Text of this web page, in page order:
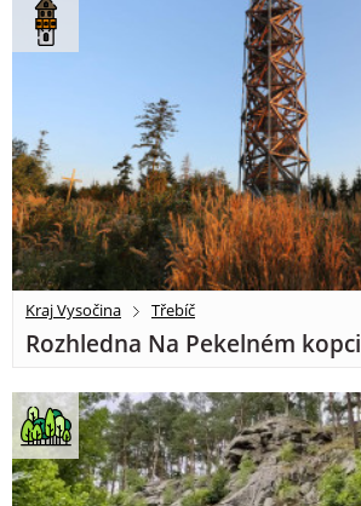
Kraj Vysočina Třebíč
Rozhledna Na Pekelném kopci